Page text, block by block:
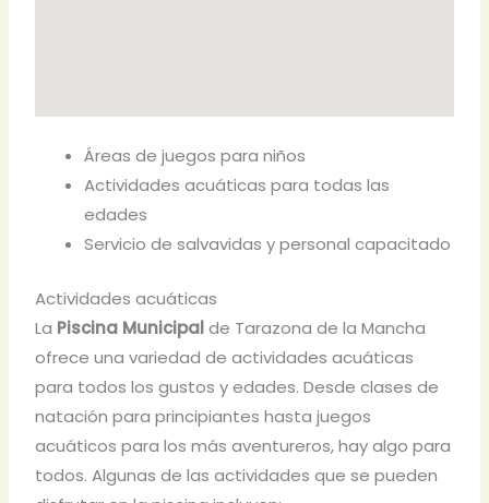
Áreas de juegos para niños
Actividades acuáticas para todas las
edades
Servicio de salvavidas y personal capacitado
Actividades acuáticas
La Piscina Municipalde Tarazona de la Mancha
ofrece una variedad de actividades acuáticas
para todos los gustos y edades. Desde clases de
natación para principiantes hasta juegos
acuáticos para los más aventureros, hay algo para
todos. Algunas de las actividades que se pueden